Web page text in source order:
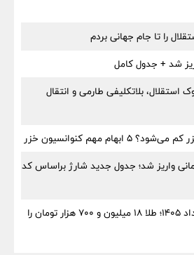
را تا جام جهانی بردم
استقلال، بلاتکلیفی طارمی و انتقال
مهم کنوانسیون خزر
واریز شد؛ جدول جدید شارژ براساس کد
قیمت طلا امروز ۱۵ مرداد ۱۴۰۵؛ طلا ۱۸ میلیون و ۷۰۰ هزار تومان را